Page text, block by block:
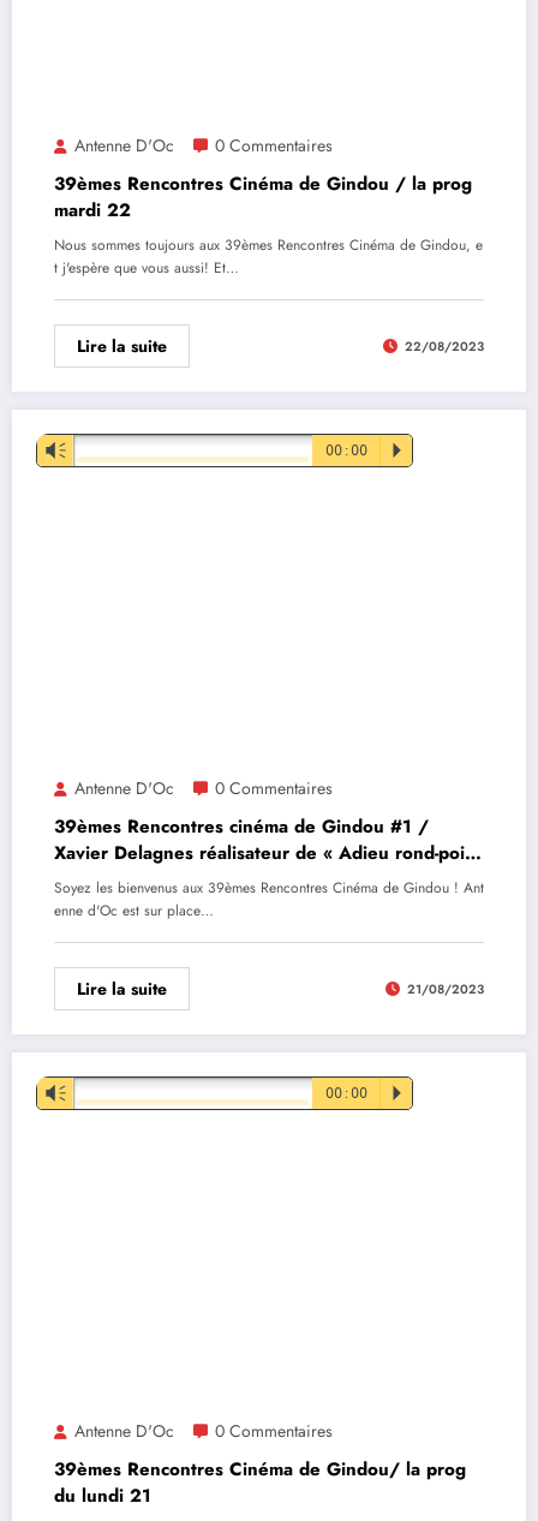
Antenne D'Oc 0 Commentaires
39èmes Rencontres Cinéma de Gindou / la prog
mardi 22
Nous sommes toujours aux 39èmes Rencontres Cinéma de Gindou, e
t j'espère que vous aussi! Et…
Lire la suite 22/08/2023
Lecteur
audio
Vm 00:00 P
Antenne D'Oc 0 Commentaires
39èmes Rencontres cinéma de Gindou #1 /
Xavier Delagnes réalisateur de « Adieu rond-point
» et Marie de la librairie
Soyez les bienvenus aux 39èmes Rencontres Cinéma de Gindou ! Ant
enne d'Oc est sur place…
Lire la suite 21/08/2023
Lecteur
audio
Vm 00:00 P
Antenne D'Oc 0 Commentaires
39èmes Rencontres Cinéma de Gindou/ la prog
du lundi 21